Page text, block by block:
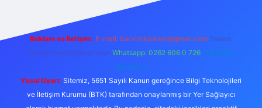
Reklam ve İletişim: E-mail: backlinkpaneli@gmail.com Teams:
forumhizmeti@gmail.com Whatsapp: 0262 606 0 726 Telegram:
@karabul
Yasal Uyarı: Sitemiz, 5651 Sayılı Kanun gereğince Bilgi Teknolojileri
ve İletişim Kurumu (BTK) tarafından onaylanmış bir Yer Sağlayıcı